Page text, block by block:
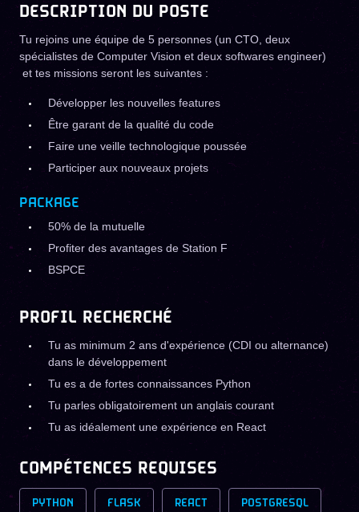
DESCRIPTION DU POSTE
Tu rejoins une équipe de 5 personnes (un CTO, deux
spécialistes de Computer Vision et deux softwares engineer)
et tes missions seront les suivantes :
Développer les nouvelles features
Être garant de la qualité du code
Faire une veille technologique poussée
Participer aux nouveaux projets
PACKAGE
50% de la mutuelle
Profiter des avantages de Station F
BSPCE
PROFIL RECHERCHÉ
Tu as minimum 2 ans d'expérience (CDI ou alternance)
dans le développement
Tu es a de fortes connaissances Python
Tu parles obligatoirement un anglais courant
Tu as idéalement une expérience en React
COMPÉTENCES REQUISES
PYTHON FLASK REACT POSTGRESQL